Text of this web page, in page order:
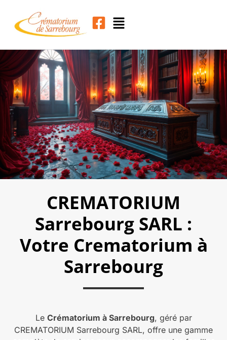
CREMATORIUM
Sarrebourg SARL :
Votre Crematorium à
Sarrebourg
Le Crématorium à Sarrebourg, géré par
CREMATORIUM Sarrebourg SARL, offre une gamme